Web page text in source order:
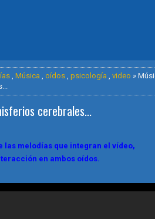
, Música , oídos , psicología , video »
cerebrales...
las melodías que integran el vídeo,
en ambos oídos.